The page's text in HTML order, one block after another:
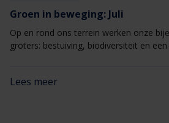
Groen in beweging: Juli
Op en rond ons terrein werken onze
groters: bestuiving, biodiversiteit en
Lees meer